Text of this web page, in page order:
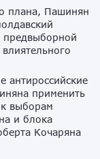
плана, Пашинян
предвыборной
антироссийские
применить
выборам
и блока
Кочаряна